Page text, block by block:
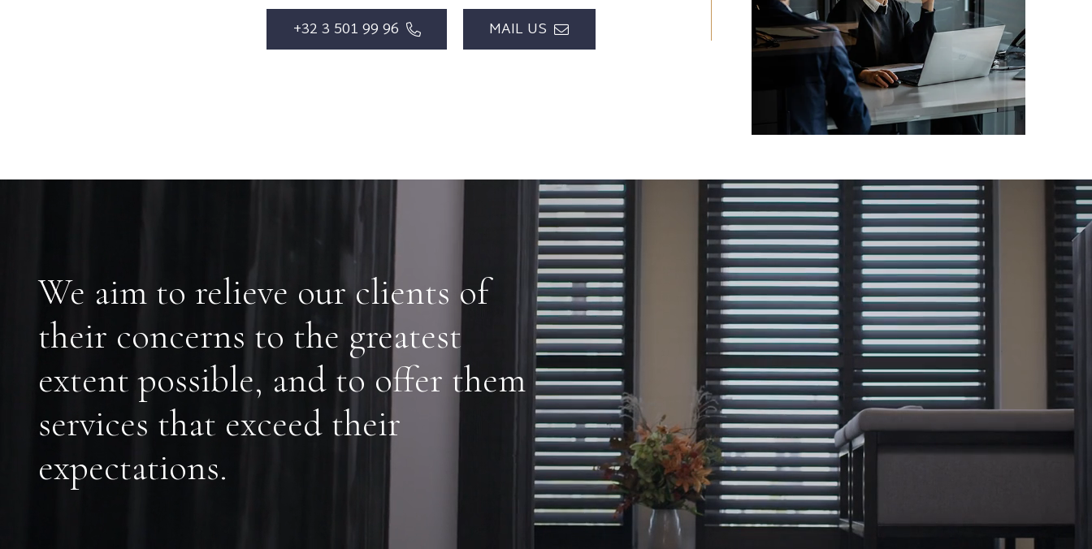
+32 3 501 99 96 MAIL US
We aim to relieve our clients of
their concerns to the greatest
extent possible, and to offer them
services that exceed their
expectations.